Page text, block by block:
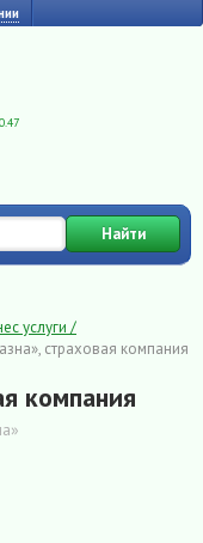
Найти
услуги /
страховая компания
компания